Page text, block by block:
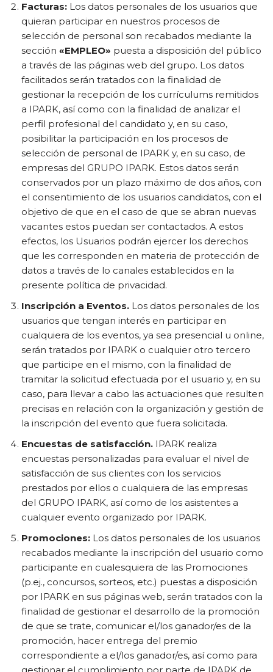
Facturas: Los datos personales de los usuarios que
quieran participar en nuestros procesos de
selección de personal son recabados mediante la
sección «EMPLEO» puesta a disposición del público
a través de las páginas web del grupo. Los datos
facilitados serán tratados con la finalidad de
gestionar la recepción de los currículums remitidos
a IPARK, así como con la finalidad de analizar el
perfil profesional del candidato y, en su caso,
posibilitar la participación en los procesos de
selección de personal de IPARK y, en su caso, de
empresas del GRUPO IPARK. Estos datos serán
conservados por un plazo máximo de dos años, con
el consentimiento de los usuarios candidatos, con el
objetivo de que en el caso de que se abran nuevas
vacantes estos puedan ser contactados. A estos
efectos, los Usuarios podrán ejercer los derechos
que les corresponden en materia de protección de
datos a través de lo canales establecidos en la
presente política de privacidad.
Inscripción a Eventos. Los datos personales de los
usuarios que tengan interés en participar en
cualquiera de los eventos, ya sea presencial u online,
serán tratados por IPARK o cualquier otro tercero
que participe en el mismo, con la finalidad de
tramitar la solicitud efectuada por el usuario y, en su
caso, para llevar a cabo las actuaciones que resulten
precisas en relación con la organización y gestión de
la inscripción del evento que fuera solicitada.
Encuestas de satisfacción. IPARK realiza
encuestas personalizadas para evaluar el nivel de
satisfacción de sus clientes con los servicios
prestados por ellos o cualquiera de las empresas
del GRUPO IPARK, así como de los asistentes a
cualquier evento organizado por IPARK.
Promociones: Los datos personales de los usuarios
recabados mediante la inscripción del usuario como
participante en cualesquiera de las Promociones
(p.ej., concursos, sorteos, etc.) puestas a disposición
por IPARK en sus páginas web, serán tratados con la
finalidad de gestionar el desarrollo de la promoción
de que se trate, comunicar el/los ganador/es de la
promoción, hacer entrega del premio
correspondiente a el/los ganador/es, así como para